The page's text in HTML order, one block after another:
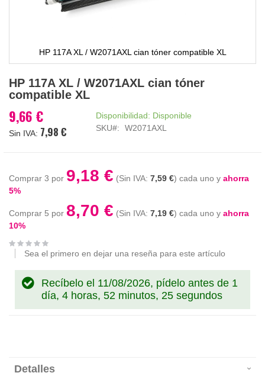
HP 117A XL / W2071AXL cian tóner compatible XL
al
comienzo
la
galería
HP 117A XL / W2071AXL cian tóner
compatible XL
9,66 €
7,98 €
Disponibilidad: Disponible
SKU
W2071AXL
Comprar 3 por 9,18 € 7,59 € cada uno y ahorra
5%
Comprar 5 por 8,70 € 7,19 € cada uno y ahorra
10%
Sea el primero en dejar una reseña para este artículo
Recíbelo el 11/08/2026, pídelo antes de 1
día, 4 horas, 52 minutos, 25 segundos
Detalles